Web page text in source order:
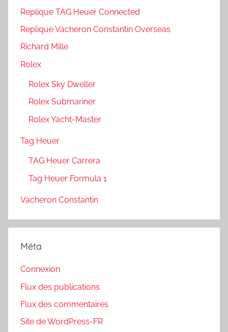
Replique TAG Heuer Connected
Replique Vacheron Constantin Overseas
Richard Mille
Rolex
Rolex Sky Dweller
Rolex Submariner
Rolex Yacht-Master
Tag Heuer
TAG Heuer Carrera
Tag Heuer Formula 1
Vacheron Constantin
Méta
Connexion
Flux des publications
Flux des commentaires
Site de WordPress-FR